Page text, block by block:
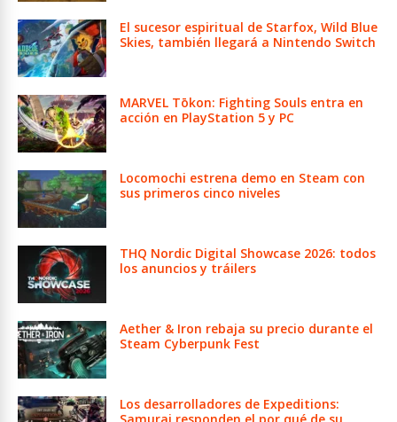
El sucesor espiritual de Starfox, Wild Blue
Skies, también llegará a Nintendo Switch
MARVEL Tōkon: Fighting Souls entra en
acción en PlayStation 5 y PC
Locomochi estrena demo en Steam con
sus primeros cinco niveles
THQ Nordic Digital Showcase 2026: todos
los anuncios y tráilers
Aether & Iron rebaja su precio durante el
Steam Cyberpunk Fest
Los desarrolladores de Expeditions:
Samurai responden el por qué de su